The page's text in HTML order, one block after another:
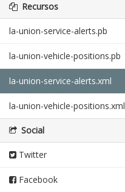
Recursos
la-union-service-alerts.pb
la-union-vehicle-positions.pb
la-union-service-alerts.xml
la-union-vehicle-positions.xml
Social
Twitter
Facebook